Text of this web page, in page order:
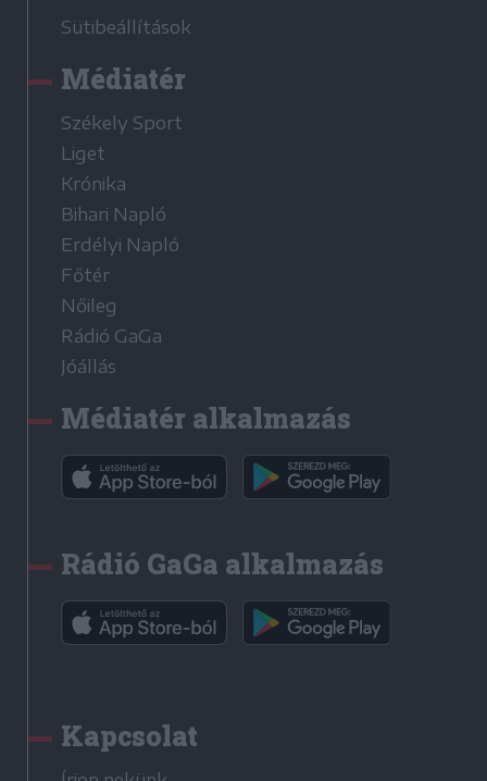
Sütibeállítások
Médiatér
Székely Sport
Liget
Krónika
Bihari Napló
Erdélyi Napló
Főtér
Nőileg
Rádió GaGa
Jóállás
Médiatér alkalmazás
Rádió GaGa alkalmazás
Kapcsolat